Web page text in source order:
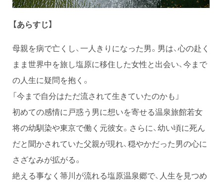
【あらすじ】
母親を病で亡くし、一人きりになった男。男は、心の赴く
まま世界中を旅し塩原に移住した女性と出会い、今まで
の人生に疑問を抱く。
「今まで自分はただ流されて生きていたのかも」
初めての感情に戸惑う男に想いを寄せる温泉旅館若女
将の幼馴染や東京で働く元彼女。さらに、幼い頃に死ん
だと聞かされていた父親が現れ、穏やかだった男の心に
さざなみが拡がる。
絶える事なく箒川が流れる塩原温泉郷で、人生を見つめ